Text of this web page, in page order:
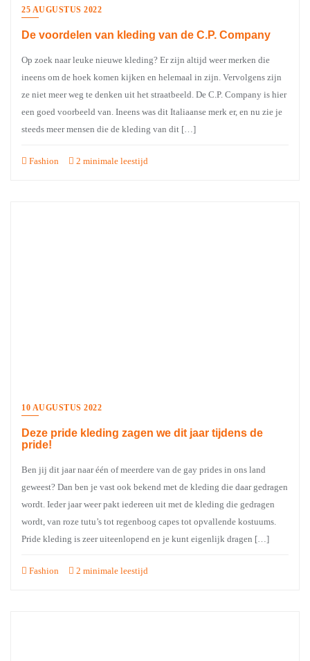
25 AUGUSTUS 2022
De voordelen van kleding van de C.P. Company
Op zoek naar leuke nieuwe kleding? Er zijn altijd weer merken die
ineens om de hoek komen kijken en helemaal in zijn. Vervolgens zijn
ze niet meer weg te denken uit het straatbeeld. De C.P. Company is hier
een goed voorbeeld van. Ineens was dit Italiaanse merk er, en nu zie je
steeds meer mensen die de kleding van dit […]
Fashion 2 minimale leestijd
10 AUGUSTUS 2022
Deze pride kleding zagen we dit jaar tijdens de
pride!
Ben jij dit jaar naar één of meerdere van de gay prides in ons land
geweest? Dan ben je vast ook bekend met de kleding die daar gedragen
wordt. Ieder jaar weer pakt iedereen uit met de kleding die gedragen
wordt, van roze tutu’s tot regenboog capes tot opvallende kostuums.
Pride kleding is zeer uiteenlopend en je kunt eigenlijk dragen […]
Fashion 2 minimale leestijd